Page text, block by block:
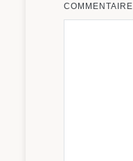
COMMENTAIRE